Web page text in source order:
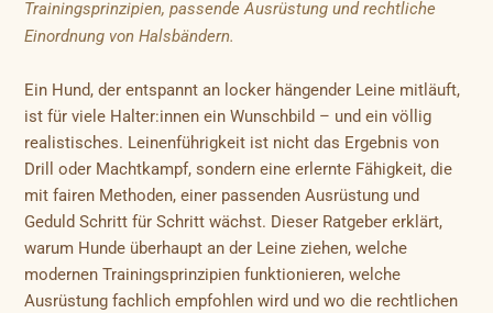
Trainingsprinzipien, passende Ausrüstung und rechtliche
Einordnung von Halsbändern.
Ein Hund, der entspannt an locker hängender Leine mitläuft,
ist für viele Halter:innen ein Wunschbild – und ein völlig
realistisches. Leinenführigkeit ist nicht das Ergebnis von
Drill oder Machtkampf, sondern eine erlernte Fähigkeit, die
mit fairen Methoden, einer passenden Ausrüstung und
Geduld Schritt für Schritt wächst. Dieser Ratgeber erklärt,
warum Hunde überhaupt an der Leine ziehen, welche
modernen Trainingsprinzipien funktionieren, welche
Ausrüstung fachlich empfohlen wird und wo die rechtlichen